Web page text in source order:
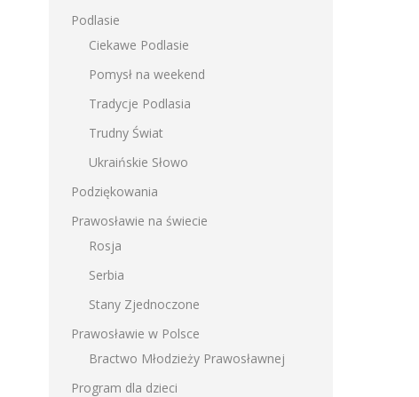
Podlasie
Ciekawe Podlasie
Pomysł na weekend
Tradycje Podlasia
Trudny Świat
Ukraińskie Słowo
Podziękowania
Prawosławie na świecie
Rosja
Serbia
Stany Zjednoczone
Prawosławie w Polsce
Bractwo Młodzieży Prawosławnej
Program dla dzieci